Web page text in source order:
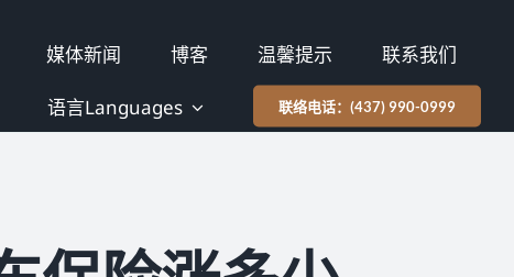
媒体新闻 博客 温馨提示 联系我们
语言Languages 联络电话：(437) 990-0999